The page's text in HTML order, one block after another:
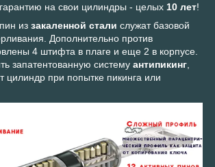
на свои цилиндры - целых 10 лет!
из закаленной стали служат базовой
Дополнительно против
4 штифта в плаге и еще 2 в корпусе.
запатентованную систему антипикинг
цилиндр при попытке пикинга или